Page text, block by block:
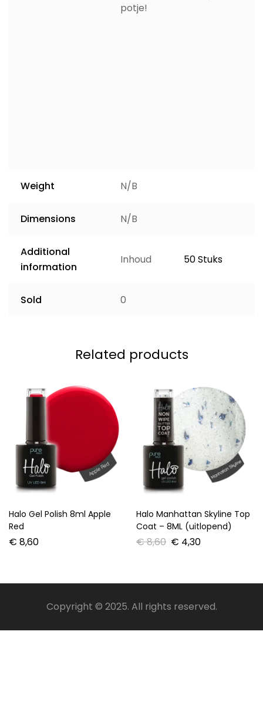
potje!
Weight N/B
Dimensions N/B
Additional
information
Inhoud 50 Stuks
Sold 0
Related products
Halo Gel Polish 8ml Apple
Red
€ 8,60
Halo Manhattan Skyline Top
Coat – 8ML (uitlopend)
€8,60 € 4,30
Copyright © 2025. All rights reserved.